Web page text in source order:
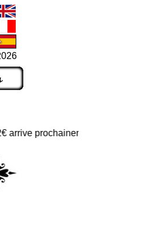
prochainement dans les points